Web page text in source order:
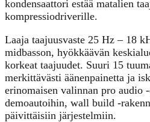
kondensaattori estää matalien
kompressiodriverille.
Laaja taajuusvaste 25 Hz – 18
midbasson, hyökkäävän
korkeat taajuudet. Suuri 15
merkittävästi äänenpainetta ja
erinomaisen valinnan pro audio
demoautoihin, wall build -
päivittäisiin järjestelmiin.